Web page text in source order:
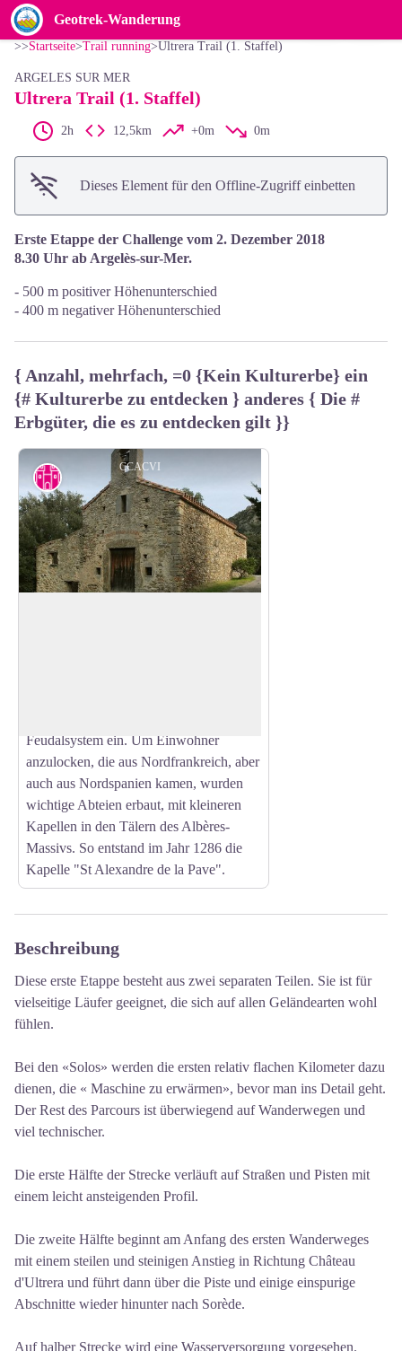
Geotrek-Wanderung
Ultrera Trail (1. Staffel)
StockSnap_SA83WAUPEP
>>Startseite>Trail running>Ultrera Trail (1. Staffel)
ARGELES SUR MER
Ultrera Trail (1. Staffel)
2h 12,5km +0m 0m
Dieses Element für den Offline-Zugriff einbetten
Erste Etappe der Challenge vom 2. Dezember 2018
8.30 Uhr ab Argelès-sur-Mer.
- 500 m positiver Höhenunterschied
- 400 m negativer Höhenunterschied
{ Anzahl, mehrfach, =0 {Kein Kulturerbe} ein
{# Kulturerbe zu entdecken } anderes { Die #
Erbgüter, die es zu entdecken gilt }}
CCACVI
Feudalsystem ein. Um Einwohner
anzulocken, die aus Nordfrankreich, aber
auch aus Nordspanien kamen, wurden
wichtige Abteien erbaut, mit kleineren
Kapellen in den Tälern des Albères-
Massivs. So entstand im Jahr 1286 die
Kapelle "St Alexandre de la Pave".
Beschreibung
Diese erste Etappe besteht aus zwei separaten Teilen. Sie ist für
vielseitige Läufer geeignet, die sich auf allen Geländearten wohl
fühlen.
Bei den «Solos» werden die ersten relativ flachen Kilometer dazu
dienen, die « Maschine zu erwärmen», bevor man ins Detail geht.
Der Rest des Parcours ist überwiegend auf Wanderwegen und
viel technischer.
Die erste Hälfte der Strecke verläuft auf Straßen und Pisten mit
einem leicht ansteigenden Profil.
Die zweite Hälfte beginnt am Anfang des ersten Wanderweges
mit einem steilen und steinigen Anstieg in Richtung Château
d'Ultrera und führt dann über die Piste und einige einspurige
Abschnitte wieder hinunter nach Sorède.
Auf halber Strecke wird eine Wasserversorgung vorgesehen.